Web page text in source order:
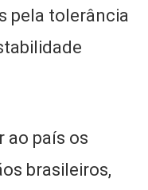
pela tolerância
ao país os
brasileiros,